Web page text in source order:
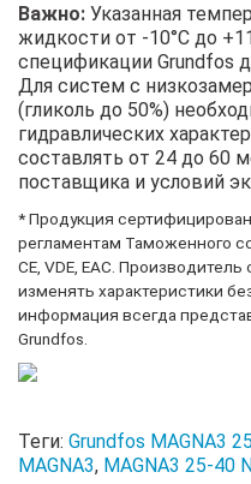
Важно: Указанная
жидкости от -10°C до
спецификации Grundfos
Для систем с
(гликоль до 50%)
гидравлических
составлять от 24 до 60
поставщика и условий
* Продукция
регламентам Таможенного
CE, VDE, EAC.
изменять характеристики
информация всегда
Grundfos.
Теги: Grundfos MAGNA3
MAGNA3, MAGNA3 25-40